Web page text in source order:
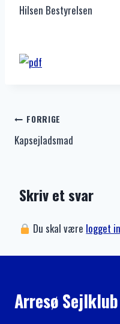
Hilsen Bestyrelsen
FORRIGE
Kapsejladsmad
Skriv et svar
Du skal være logget
Arresø Sejlklub